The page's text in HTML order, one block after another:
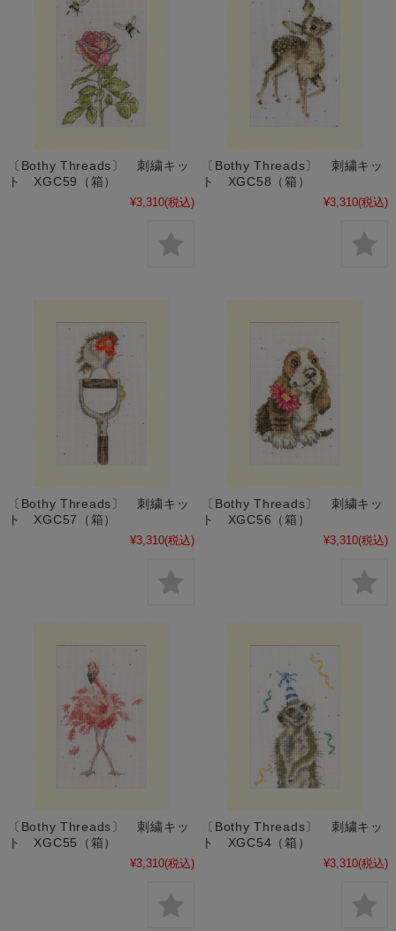
〔Bothy Threads〕 刺繍キッ
ト XGC59（箱）
¥3,310(税込)
〔Bothy Threads〕 刺繍キッ
ト XGC58（箱）
¥3,310(税込)
〔Bothy Threads〕 刺繍キッ
ト XGC57（箱）
¥3,310(税込)
〔Bothy Threads〕 刺繍キッ
ト XGC56（箱）
¥3,310(税込)
〔Bothy Threads〕 刺繍キッ
ト XGC55（箱）
¥3,310(税込)
〔Bothy Threads〕 刺繍キッ
ト XGC54（箱）
¥3,310(税込)